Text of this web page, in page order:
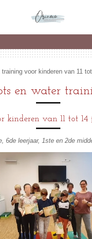
training voor kinderen van 11
en water
kinderen van 11 tot 14
6de leerjaar, 1ste en 2de